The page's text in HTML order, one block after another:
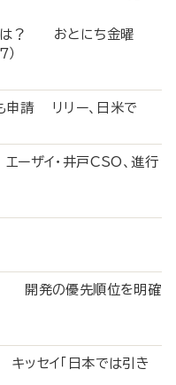
ては？ おとにち金曜
）
申請 リリー、日米で
ーザイ・井戸CSO、進行
開発の優先順位を明確
ッセイ「日本では引き